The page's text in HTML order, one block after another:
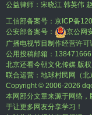
公益律师：宋晓江 韩英伟
工信部备案号： 京ICP备
公安部备案号：
京公网
广播电视节目制作经营许
公用投稿邮箱：
北京还看今朝文化传媒 版
联合运营：地球村民网（北
Copyright © 2006-2026
本网部分文章来源于网络
于让更多网友分享学习！